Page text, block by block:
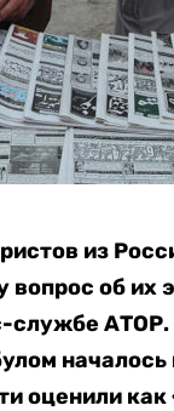
из
об их
службе
оценили